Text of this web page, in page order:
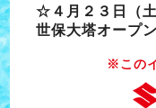
☆４月２３日（
世保大塔オープ
※この